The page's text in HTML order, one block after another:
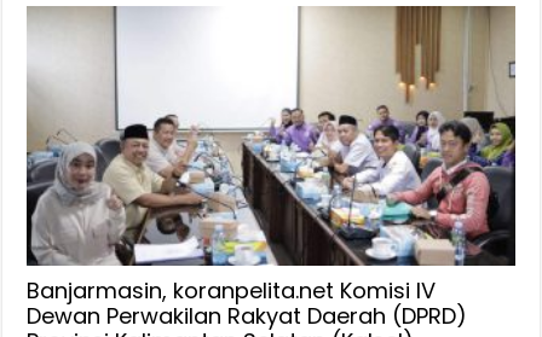
Banjarmasin, koranpelita.net Komisi IV
Dewan Perwakilan Rakyat Daerah (DPRD)